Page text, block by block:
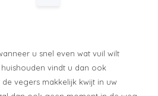
u snel even wat vuil wilt
vindt u dan ook
vegers makkelijk kwijt in uw